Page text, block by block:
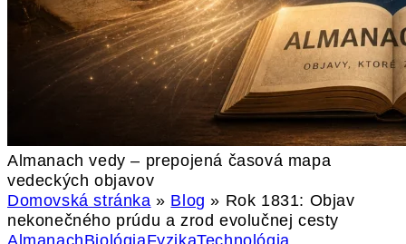
Almanach vedy – prepojená časová mapa
vedeckých objavov
Domovská stránka » Blog » Rok 1831: Objav
nekonečného prúdu a zrod evolučnej cesty
AlmanachBiológiaFyzikaTechnológia